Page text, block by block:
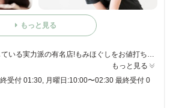
もっと見る
もっと見る
受付 01:30, 月曜日:10:00〜02:30 最終受付 0